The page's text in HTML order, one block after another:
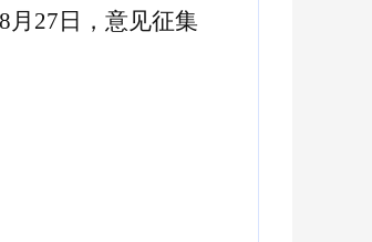
月27日，意见征集